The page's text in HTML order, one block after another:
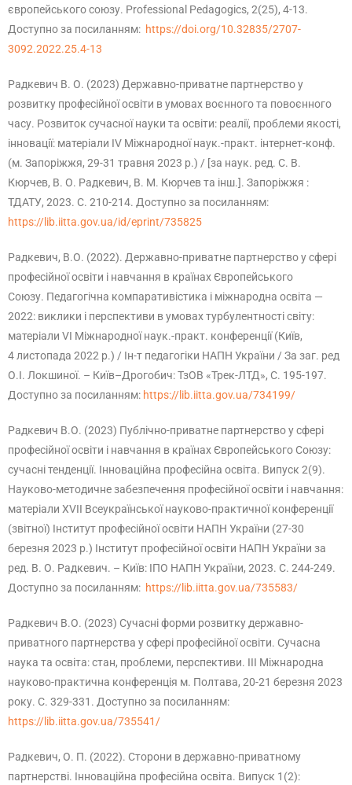
європейського союзу. Professional Pedagogics, 2(25), 4-13.
Доступно за посиланням: https://doi.org/10.32835/2707-
3092.2022.25.4-13
Радкевич В. О. (2023) Державно-приватне партнерство у
розвитку професійної освіти в умовах воєнного та повоєнного
часу. Розвиток сучасної науки та освіти: реалії, проблеми якості,
інновації: матеріали ІV Міжнародної наук.-практ. інтернет-конф.
(м. Запоріжжя, 29-31 травня 2023 р.) / [за наук. ред. С. В.
Кюрчев, В. О. Радкевич, В. М. Кюрчев та інш.]. Запоріжжя :
ТДАТУ, 2023. С. 210-214. Доступно за посиланням:
https://lib.iitta.gov.ua/id/eprint/735825
Радкевич, В.О. (2022). Державно-приватне партнерство у сфері
професійної освіти і навчання в країнах Європейського
Союзу. Педагогічна компаративістика і міжнародна освіта —
2022: виклики і перспективи в умовах турбулентності світу:
матеріали VІ Міжнародної наук.-практ. конференції (Київ,
4 листопада 2022 р.) / Ін-т педагогіки НАПН України / За заг. ред
О.І. Локшиної. – Київ–Дрогобич: ТзОВ «Трек-ЛТД», С. 195-197.
Доступно за посиланням: https://lib.iitta.gov.ua/734199/
Радкевич В.О. (2023) Публічно-приватне партнерство у сфері
професійної освіти і навчання в країнах Європейського Союзу:
сучасні тенденції. Інноваційна професійна освіта. Випуск 2(9).
Науково-методичне забезпечення професійної освіти і навчання:
матеріали ХVІІ Всеукраїнської науково-практичної конференції
(звітної) Інститут професійної освіти НАПН України (27-30
березня 2023 р.) Інститут професійної освіти НАПН України за
ред. В. О. Радкевич. – Київ: ІПО НАПН України, 2023. С. 244-249.
Доступно за посиланням: https://lib.iitta.gov.ua/735583/
Радкевич В.О. (2023) Сучасні форми розвитку державно-
приватного партнерства у сфері професійної освіти. Сучасна
наука та освіта: стан, проблеми, перспективи. ІІІ Міжнародна
науково-практична конференція м. Полтава, 20-21 березня 2023
року. С. 329-331. Доступно за посиланням:
https://lib.iitta.gov.ua/735541/
Радкевич, О. П. (2022). Сторони в державно-приватному
партнерстві. Інноваційна професійна освіта. Випуск 1(2):